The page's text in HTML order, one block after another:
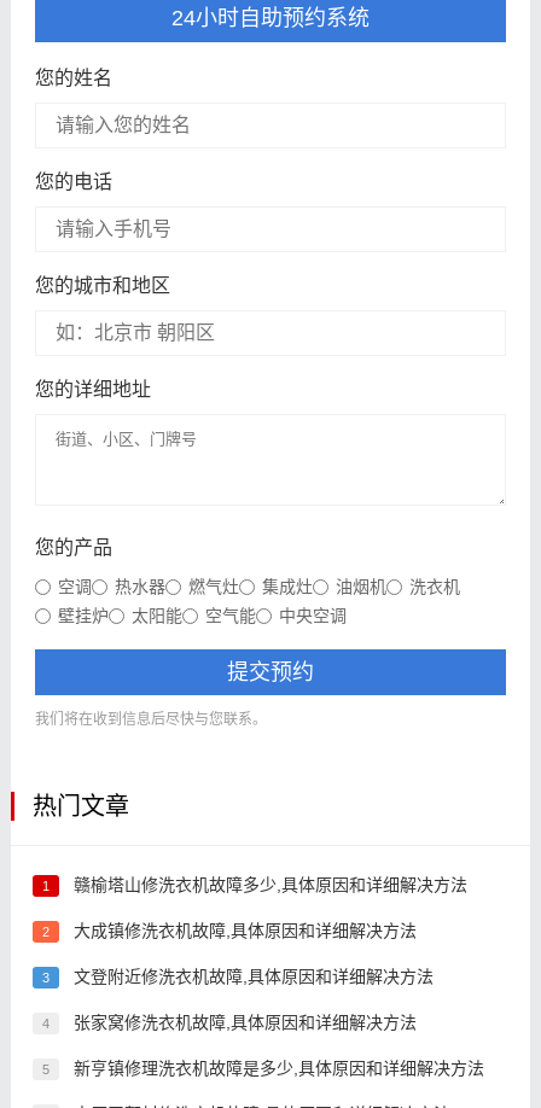
24小时自助预约系统
您的姓名
您的电话
您的城市和地区
您的详细地址
您的产品
空调 热水器 燃气灶 集成灶 油烟机
洗衣机
壁挂炉
太阳能 空气能 中央空调
提交预约
我们将在收到信息后尽快与您联系。
热门文章
1 赣榆塔山修洗衣机故障多少,具体原因和详细解决方法
2 大成镇修洗衣机故障,具体原因和详细解决方法
3 文登附近修洗衣机故障,具体原因和详细解决方法
4 张家窝修洗衣机故障,具体原因和详细解决方法
5 新亨镇修理洗衣机故障是多少,具体原因和详细解决方法